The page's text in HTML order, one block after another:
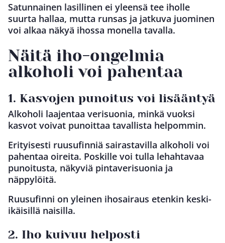
Satunnainen lasillinen ei yleensä tee iholle
suurta hallaa, mutta runsas ja jatkuva juominen
voi alkaa näkyä ihossa monella tavalla.
Näitä iho-ongelmia
alkoholi voi pahentaa
1. Kasvojen punoitus voi lisääntyä
Alkoholi laajentaa verisuonia, minkä vuoksi
kasvot voivat punoittaa tavallista helpommin.
Erityisesti ruusufinniä sairastavilla alkoholi voi
pahentaa oireita. Poskille voi tulla lehahtavaa
punoitusta, näkyviä pintaverisuonia ja
näppylöitä.
Ruusufinni on yleinen ihosairaus etenkin keski-
ikäisillä naisilla.
2. Iho kuivuu helposti